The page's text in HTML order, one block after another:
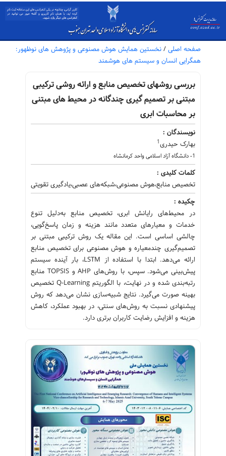
صفحه اصلی / نخستین همایش هوش مصنوعی و پژوهش های نوظهور:
همگرایی انسان و سیستم های هوشمند
بررسی روشهای تخصیص منابع و ارائه روشی ترکیبی
مبتنی بر تصمیم گیری چندگانه در محیط های مبتنی
بر محاسبات ابری
نویسندگان :
بهارک حیدری1
1- دانشگاه آزاد اسلامی واحد کرمانشاه
کلمات کلیدی :
تخصیص منابع،هوش مصنوعی،شبکه‌های عصبی،یادگیری تقویتی
چکیده :
در محیط‌های رایانش ابری، تخصیص منابع به‌دلیل تنوع
خدمات و معیارهای متعدد مانند هزینه و زمان پاسخ‌گویی،
چالشی اساسی است. این مقاله یک روش ترکیبی مبتنی بر
تصمیم‌گیری چندمعیاره و هوش مصنوعی برای تخصیص منابع
ارائه می‌دهد. ابتدا با استفاده از LSTM، بار آینده سیستم
پیش‌بینی می‌شود. سپس، با روش‌های AHP و TOPSIS منابع
رتبه‌بندی شده و در نهایت، با الگوریتم Q-Learning تخصیص
بهینه صورت می‌گیرد. نتایج شبیه‌سازی نشان می‌دهد که روش
پیشنهادی نسبت به روش‌های سنتی، در بهبود عملکرد، کاهش
هزینه و افزایش رضایت کاربران برتری دارد.